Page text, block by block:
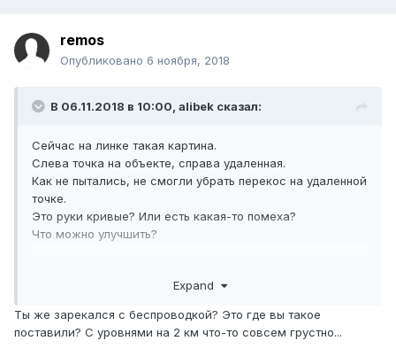
remos
Опубликовано 6 ноября, 2018
В 06.11.2018 в 10:00, alibek сказал:
Сейчас на линке такая картина.
Слева точка на объекте, справа удаленная.
Как не пытались, не смогли убрать перекос на удаленной
точке.
Это руки кривые? Или есть какая-то помеха?
Что можно улучшить?
Expand
Ты же зарекался с беспроводкой? Это где вы такое
поставили? С уровнями на 2 км что-то совсем грустно...